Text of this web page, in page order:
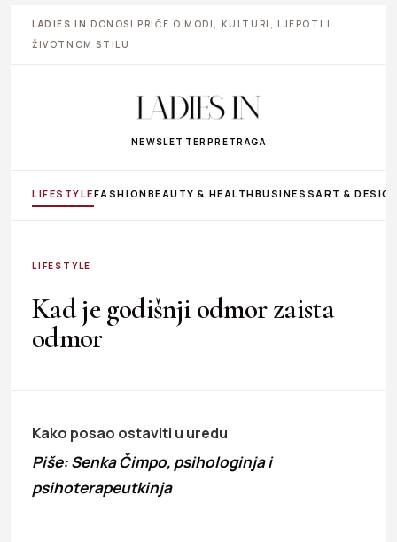
LADIES IN DONOSI PRIČE O MODI, KULTURI, LJEPOTI I
ŽIVOTNOM STILU
NEWSLETTER PRETRAGA
LIFESTYLEFASHIONBEAUTY & HEALTHBUSINESS ART &
LIFESTYLE
Kad je godišnji odmor zaista
odmor
Kako posao ostaviti u uredu
Piše: Senka Čimpo, psihologinja i
psihoterapeutkinja